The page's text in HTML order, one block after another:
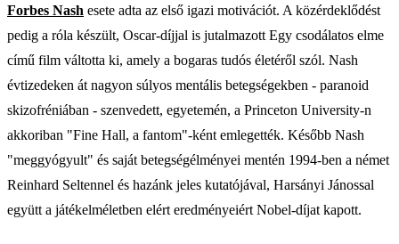
Forbes Nash esete adta az első igazi motivációt. A közérdeklődést
pedig a róla készült, Oscar-díjjal is jutalmazott Egy csodálatos elme
című film váltotta ki, amely a bogaras tudós életéről szól. Nash
évtizedeken át nagyon súlyos mentális betegségekben - paranoid
skizofréniában - szenvedett, egyetemén, a Princeton University-n
akkoriban "Fine Hall, a fantom"-ként emlegették. Később Nash
"meggyógyult" és saját betegségélményei mentén 1994-ben a német
Reinhard Seltennel és hazánk jeles kutatójával, Harsányi Jánossal
együtt a játékelméletben elért eredményeiért Nobel-díjat kapott.